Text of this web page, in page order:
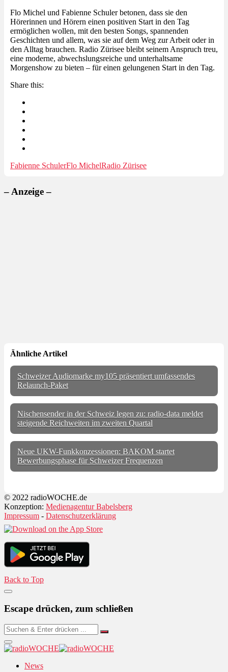
Flo Michel und Fabienne Schuler betonen, dass sie den
Hörerinnen und Hörern einen positiven Start in den Tag
ermöglichen wollen, mit den besten Songs, spannenden
Geschichten und allem, was sie auf dem Weg zur Arbeit oder in
den Alltag brauchen. Radio Zürisee bleibt seinem Anspruch treu,
eine moderne, abwechslungsreiche und unterhaltsame
Morgenshow zu bieten – für einen gelungenen Start in den Tag.
Share this:
Fabienne SchulerFlo MichelRadio Zürisee
– Anzeige –
Ähnliche Artikel
Schweizer Audiomarke my105 präsentiert umfassendes
Relaunch-Paket
Nischensender in der Schweiz legen zu: radio-data meldet
steigende Reichweiten im zweiten Quartal
Neue UKW-Funkkonzessionen: BAKOM startet
Bewerbungsphase für Schweizer Frequenzen
© 2022 radioWOCHE.de
Konzeption: Medienagentur Babelsberg
Impressum - Datenschutzerklärung
Back to Top
Escape drücken, zum schließen
News